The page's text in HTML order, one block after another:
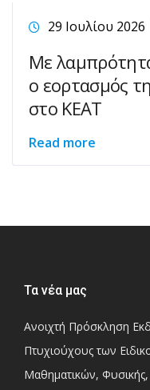
29 Ιουλίου 2026
Με
ο εορτασμός
στο ΚΕΑΤ
Read more
Τα νέα μας
Ανοιχτή Πρόσκληση
Πτυχιούχους των
Μαθηματικών,